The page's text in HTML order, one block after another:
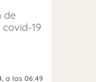
de
19
, a las 06:49